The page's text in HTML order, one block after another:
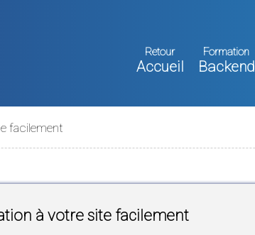
Retour
Accueil
Formation
Backend
facilement
à votre site facilement